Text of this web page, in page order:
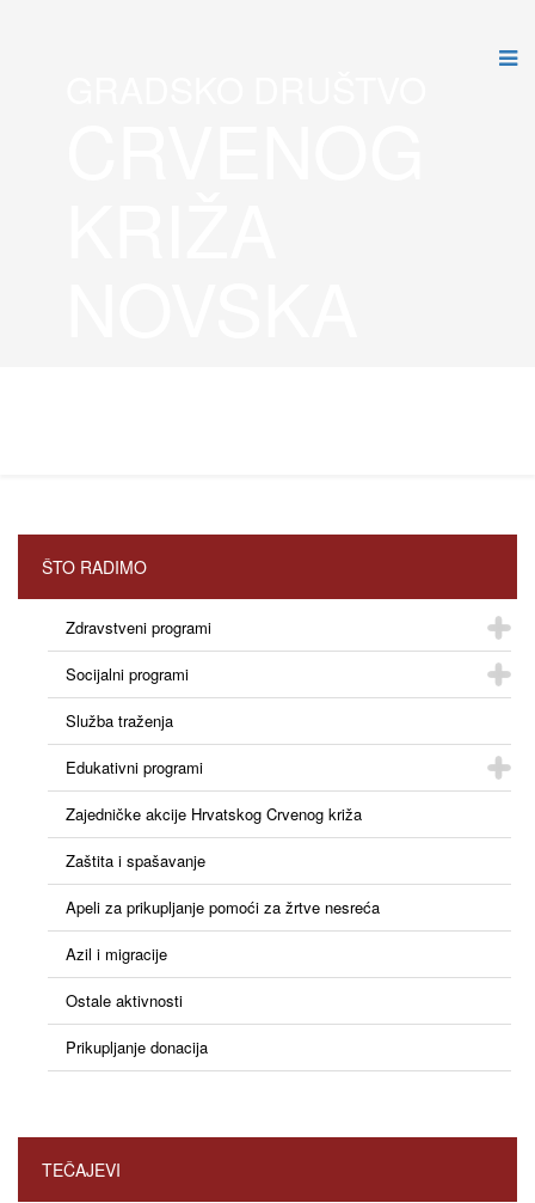
ŠTO RADIMO
Zdravstveni programi
Socijalni programi
Služba traženja
Edukativni programi
Zajedničke akcije Hrvatskog Crvenog križa
Zaštita i spašavanje
Apeli za prikupljanje pomoći za žrtve nesreća
Azil i migracije
Ostale aktivnosti
Prikupljanje donacija
TEČAJEVI